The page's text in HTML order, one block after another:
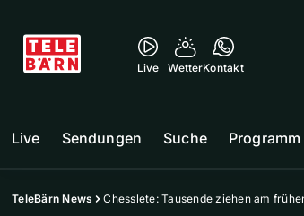
Live WetterKontakt
Live Sendungen Suche Programm
TeleBärn News Chesslete: Tausende ziehen am